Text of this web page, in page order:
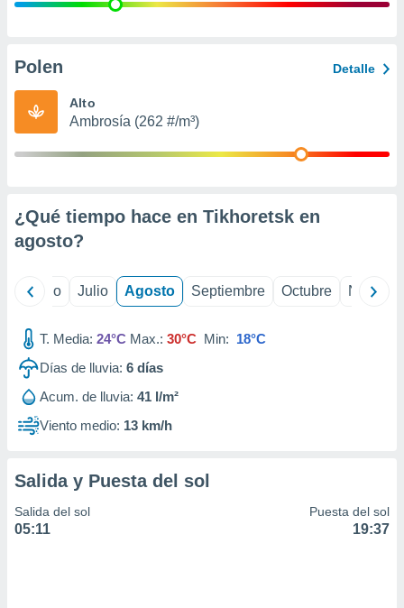
e
publicidad
Polen Detalle
Alto
Ambrosía (262 #/m³)
¿Qué tiempo hace en Tikhoretsk en
agosto?
Junio Julio Agosto Septiembre Octubre
T. Media: 24°C Max.: 30°C Min: 18°C
Días de lluvia: 6 días
Acum. de lluvia: 41 l/m²
Viento medio: 13 km/h
Salida y Puesta del sol
Salida del sol
05:11
Puesta del sol
19:37